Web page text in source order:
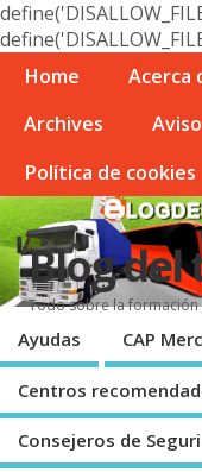
Home
Acerca
Archives
Polí­tica de cookies
Blog
Todo sobre la
Ayudas CAP
Centros
Consejeros de